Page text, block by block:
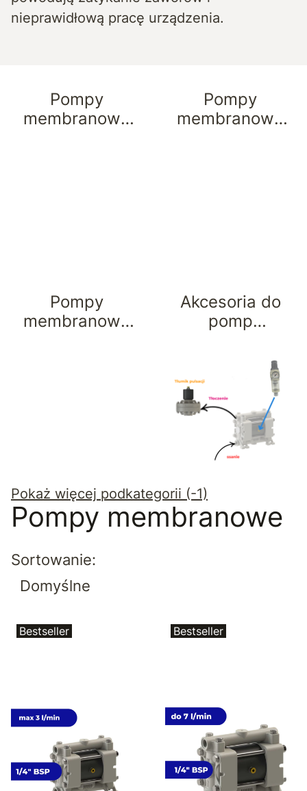
nieprawidłową pracę urządzenia.
Pompy
membranowe
Pompy
membranowe
Pompy
membranowe
Akcesoria do
pomp
Pokaż więcej podkategorii (-1)
Pompy membranowe
Lista produktów
Sortowanie:
Domyślne
Bestseller Bestseller